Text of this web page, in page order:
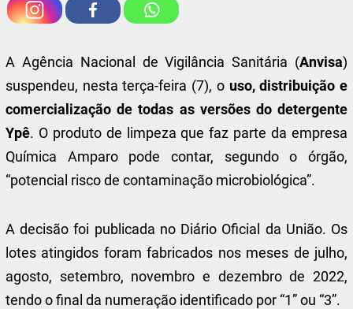
A Agência Nacional de Vigilância Sanitária (Anvisa)
suspendeu, nesta terça-feira (7), o uso, distribuição e
comercialização de todas as versões do detergente
Ypê. O produto de limpeza que faz parte da empresa
Química Amparo pode contar, segundo o órgão,
“potencial risco de contaminação microbiológica”.
A decisão foi publicada no Diário Oficial da União. Os
lotes atingidos foram fabricados nos meses de julho,
agosto, setembro, novembro e dezembro de 2022,
tendo o final da numeração identificado por “1” ou “3”.